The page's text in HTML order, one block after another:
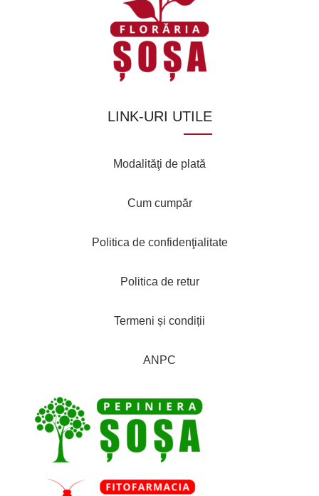
LINK-URI UTILE
Modalităţi de plată
Cum cumpăr
Politica de confidenţialitate
Politica de retur
Termeni și condiții
ANPC